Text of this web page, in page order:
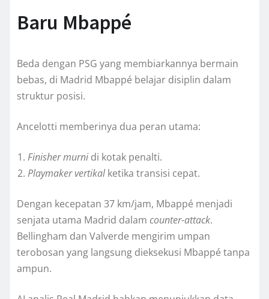
Baru Mbappé
Beda dengan PSG yang membiarkannya bermain
bebas, di Madrid Mbappé belajar disiplin dalam
struktur posisi.
Ancelotti memberinya dua peran utama:
Finisher murni di kotak penalti.
Playmaker vertikalketika transisi cepat.
Dengan kecepatan 37 km/jam, Mbappé menjadi
senjata utama Madrid dalam counter-attack.
Bellingham dan Valverde mengirim umpan
terobosan yang langsung dieksekusi Mbappé tanpa
ampun.